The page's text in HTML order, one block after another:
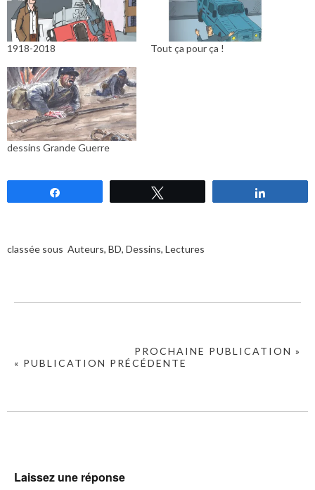
1918-2018 Tout ça pour ça !
dessins Grande Guerre
classée sous Auteurs, BD, Dessins, Lectures
PROCHAINE PUBLICATION »
« PUBLICATION PRÉCÉDENTE
Laissez une réponse